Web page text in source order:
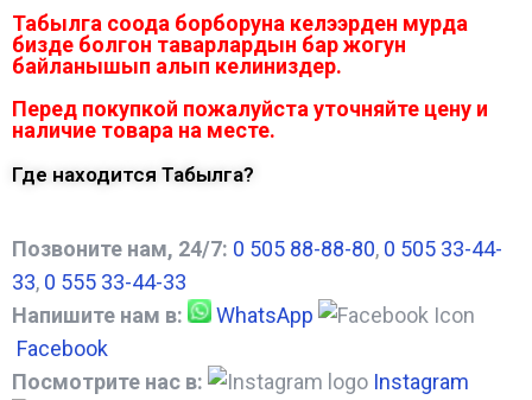
Табылга соода борборуна келээрден мурда
бизде болгон таварлардын бар жогун
байланышып алып келиниздер.
Перед покупкой пожалуйста уточняйте цену и
наличие товара на месте.
Где находится Табылга?
Позвоните нам, 24/7: 0 505 88-88-80, 0 505 33-44-
33, 0 555 33-44-33
Напишите нам в:
WhatsApp
Facebook
Посмотрите нас в:
Instagram